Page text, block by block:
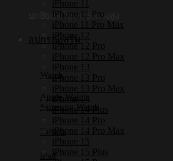
ปกป้องเครื่อง แข็งแรงสูง
อุปกรณ์เสริม
Watch
Apple Watch
Samsung Watch
Tablets
iPad
iPhone 11
iPhone 11 Pro
iPhone 11 Pro Max
iPhone 12
iPhone 12 Pro
iPhone 12 Pro Max
iPhone 13
iPhone 13 Pro
iPhone 13 Pro Max
iPhone 14
iPhone 14 Plus
iPhone 14 Pro
iPhone 14 Pro Max
iPhone 15
iPhone 15 Plus